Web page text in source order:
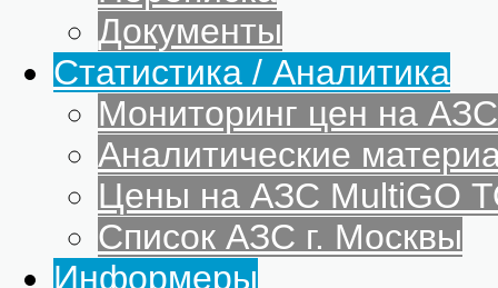
Документы
Статистика / Аналитика
Мониторинг цен на
Аналитические
Цены на АЗС MultiGO
Список АЗС г. Москвы
Информеры